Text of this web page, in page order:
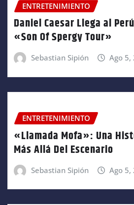
ENTRETENIMIENTO
Daniel Caesar Llega al
«Son Of Spergy Tour»
Sebastian Sipión Ago 5,
ENTRETENIMIENTO
«Llamada Mofa»: Una
Más Allá Del Escenario
Sebastian Sipión Ago 5,